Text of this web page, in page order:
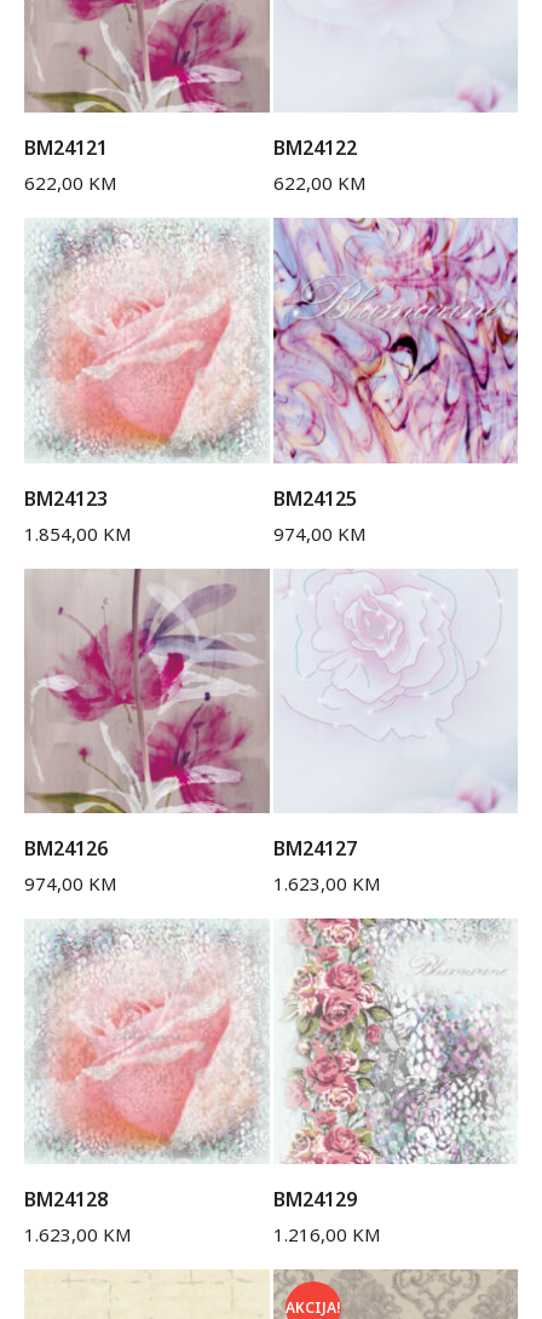
BM24121
622,00 KM
BM24122
622,00 KM
BM24123
1.854,00 KM
BM24125
974,00 KM
BM24126
974,00 KM
BM24127
1.623,00 KM
BM24128
1.623,00 KM
BM24129
1.216,00 KM
AKCIJA!